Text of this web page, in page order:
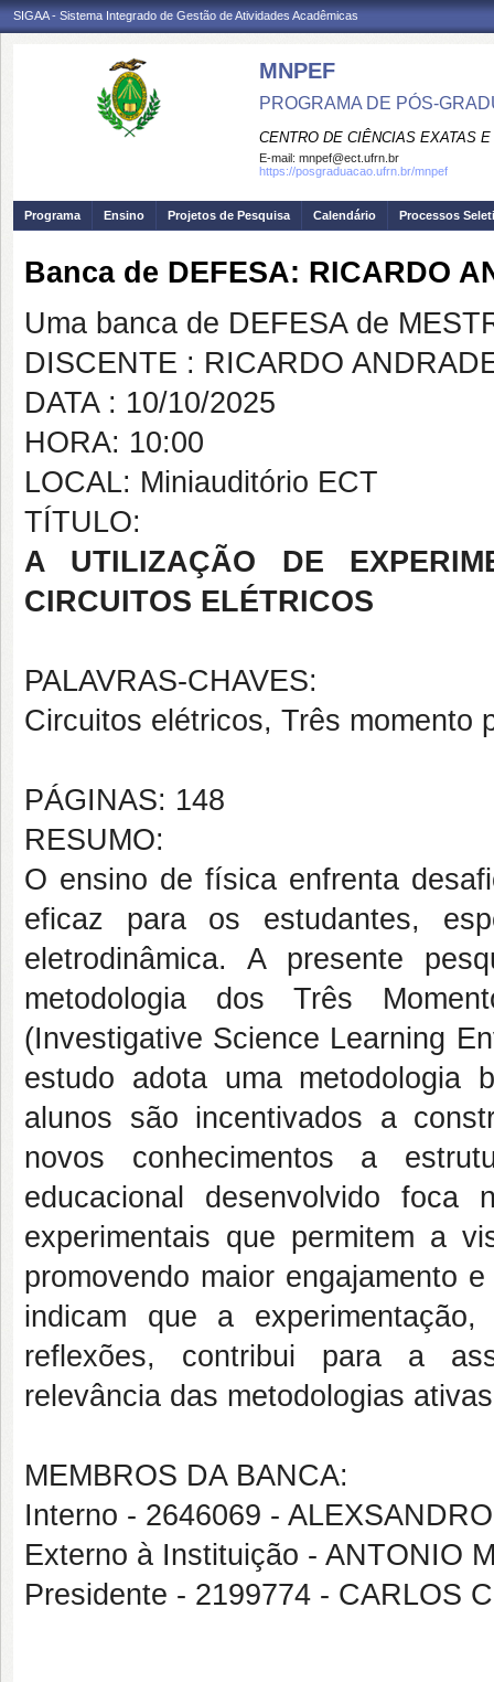
SIGAA - Sistema Integrado de Gestão de Atividades Acadêmicas
MNPEF
PROGRAMA DE PÓS-
CENTRO DE CIÊNCIAS EXATAS
E-mail: mnpef@ect.ufrn.br
https://posgraduacao.ufrn.br/mnpef
Programa Ensino Projetos de Pesquisa Calendário Processos
Banca de DEFESA: RICARDO
Uma banca de DEFESA de
DISCENTE : RICARDO
DATA : 10/10/2025
HORA: 10:00
LOCAL: Miniauditório ECT
TÍTULO:
A UTILIZAÇÃO DE
CIRCUITOS ELÉTRICOS
PALAVRAS-CHAVES:
Circuitos elétricos, Três momento
PÁGINAS: 148
RESUMO:
O ensino de física enfrenta
eficaz para os estudantes,
eletrodinâmica. A presente
metodologia dos Três
(Investigative Science Learning
estudo adota uma metodologia
alunos são incentivados a
novos conhecimentos a
educacional desenvolvido
experimentais que permitem a
promovendo maior engajamento
indicam que a
reflexões, contribui para a
relevância das metodologias
MEMBROS DA BANCA:
Interno - 2646069 -
Externo à Instituição - ANTONIO
Presidente - 2199774 - CARLOS